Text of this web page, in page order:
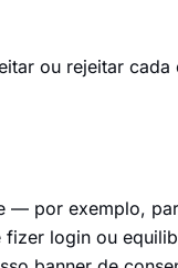
ou rejeitar cada
— por exemplo,
fizer login ou